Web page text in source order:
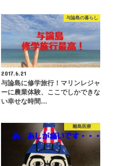
与論島の暮らし
2017.6.21
与論島に修学旅行！マリンレジャ
ーに農業体験、ここでしかできな
い幸せな時間…
離島医療